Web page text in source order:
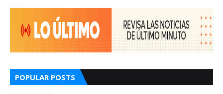
POPULAR POSTS